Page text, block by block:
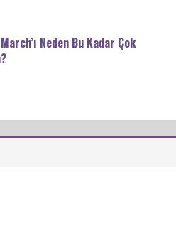
Neden Bu Kadar Çok